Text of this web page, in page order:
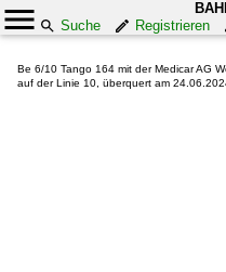
Suche
Registrieren
Be 6/10 Tango 164 mit der Medicar AG
auf der Linie 10, überquert am